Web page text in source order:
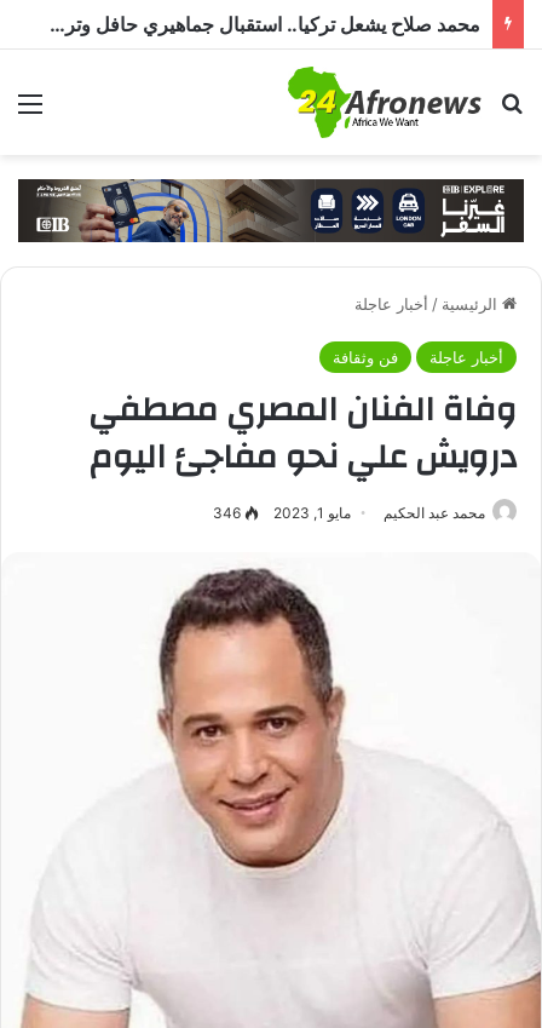
محمد صلاح يشعل تركيا.. استقبال جماهيري حافل وترحيب بـ”الملك المصري” قبل انضمامه إلى طرابزون سبور
بحث عن
الرئيسية / أخبار عاجلة
أخبار عاجلة فن وثقافة
وفاة الفنان المصري مصطفي
درويش علي نحو مفاجئ اليوم
محمد عبد الحكيم مايو 1, 2023 346